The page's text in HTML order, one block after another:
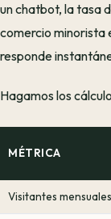
un chatbot, la tasa
comercio minorista
responde
Hagamos los
MÉTRICA
Visitantes